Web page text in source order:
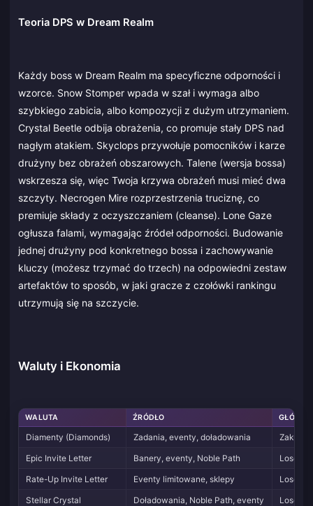
Teoria DPS w Dream Realm
Każdy boss w Dream Realm ma specyficzne odporności i
wzorce. Snow Stomper wpada w szał i wymaga albo
szybkiego zabicia, albo kompozycji z dużym utrzymaniem.
Crystal Beetle odbija obrażenia, co promuje stały DPS nad
nagłym atakiem. Skyclops przywołuje pomocników i karze
drużyny bez obrażeń obszarowych. Talene (wersja bossa)
wskrzesza się, więc Twoja krzywa obrażeń musi mieć dwa
szczyty. Necrogen Mire rozprzestrzenia truciznę, co
premiuje składy z oczyszczaniem (cleanse). Lone Gaze
ogłusza falami, wymagając źródeł odporności. Budowanie
jednej drużyny pod konkretnego bossa i zachowywanie
kluczy (możesz trzymać do trzech) na odpowiedni zestaw
artefaktów to sposób, w jaki gracze z czołówki rankingu
utrzymują się na szczycie.
Waluty i Ekonomia
WALUTA ŹRÓDŁO
Diamenty (Diamonds) Zadania, eventy, doładowania
Zakup
Epic Invite Letter
Banery, eventy, Noble Path
Rate-Up Invite Letter
Eventy limitowane, sklepy
Stellar Crystal
Doładowania, Noble Path, eventy